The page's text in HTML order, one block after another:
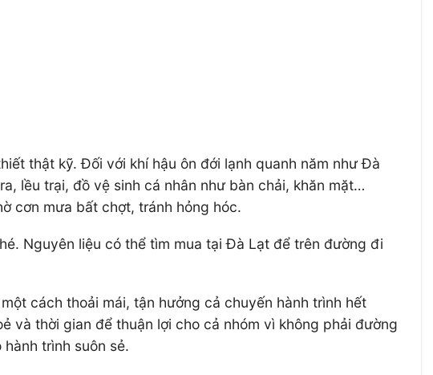
thật kỹ. Đối với khí hậu ôn đới lạnh quanh năm như Đà
lều trại, đồ vệ sinh cá nhân như bàn chải, khăn mặt…
cơn mưa bất chợt, tránh hỏng hóc.
Nguyên liệu có thể tìm mua tại Đà Lạt để trên đường đi
cách thoải mái, tận hưởng cả chuyến hành trình hết
và thời gian để thuận lợi cho cả nhóm vì không phải đường
trình suôn sẻ.